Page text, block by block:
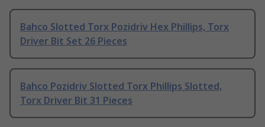
Bahco Slotted Torx Pozidriv Hex Phillips, Torx
Driver Bit Set 26 Pieces
Bahco Pozidriv Slotted Torx Phillips Slotted,
Torx Driver Bit 31 Pieces